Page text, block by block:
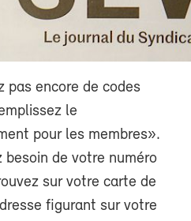
pas encore de codes
le
pour les membres».
besoin de votre numéro
sur votre carte de
figurant sur votre